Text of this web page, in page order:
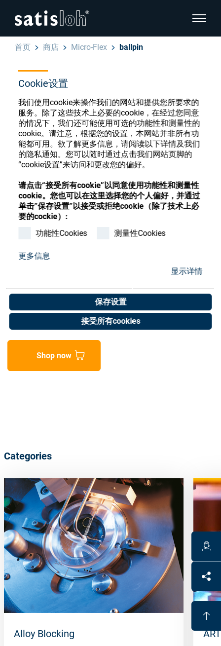
Cookie设置
我们使用cookie来操作我们的网站和提供您所要求的
服务。除了这些技术上必要的cookie，在经过您同意
的情况下，我们还可能使用可选的功能性和测量性的
cookie。请注意，根据您的设置，本网站并非所有功
能都可用。欲了解更多信息，请阅读以下详情及我们
的隐私通知。您可以随时通过点击我们网站页脚的
“cookie设置”来访问和更改您的偏好。
请点击“接受所有cookie”以同意使用功能性和测量性
cookie。您也可以在这里选择您的个人偏好，并通过
单击”保存设置”以接受或拒绝cookie（除了技术上必
要的cockie）:
功能性Cookies
测量性Cookies
更多信息
显示详情
保存设置
接受所有cookies
显示页
汉语
眼镜光学
精密光学
我们是谁
加入我们
English
Deutsch
Español
Français
首页 商店 Micro-Flex ballpin
眼镜光学耗材商店
注册或登录以访问您的帐户，并了解我们的各
种眼镜光学耗材
注册 登录
Art. No. 05060657
Unit of measure : Piece
Shop now
Categories
Alloy Blocking